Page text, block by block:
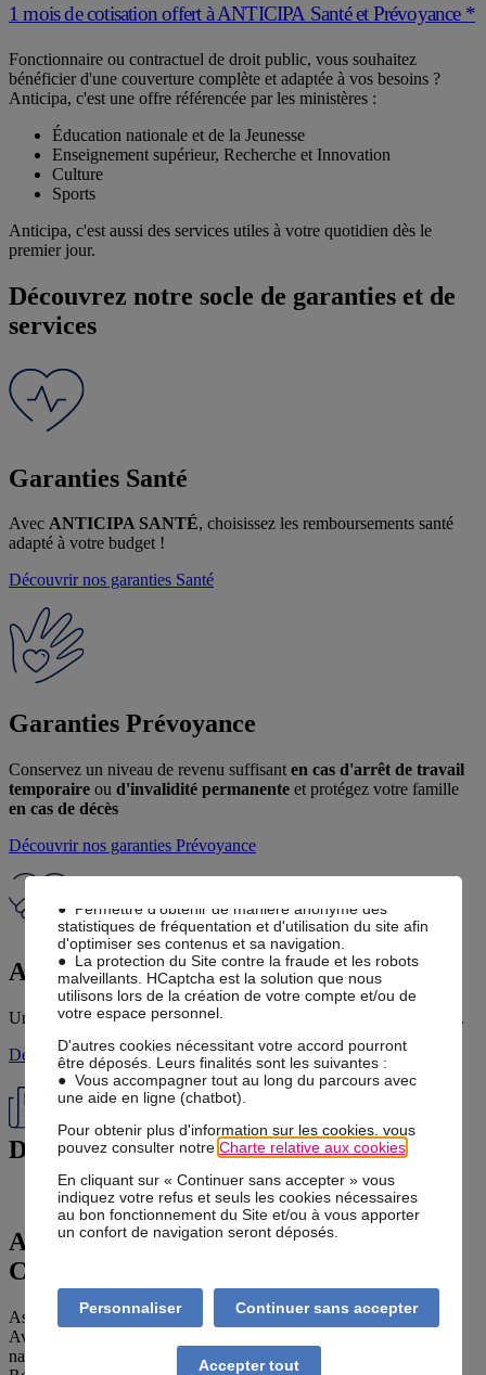
CNP Assurances respecte votre vie
Ce Site utilise des cookies.
Des cookies sont nécessaires au bon fonctionnement
du Site et/ou pour vous apporter un confort de
navigation. Ils ne requièrent pas votre accord. Ces
● Mémoriser vos paramètres d'accessibilité
(typographie, taille des textes, contraste),
● Mémoriser l'historique des choix effectués au sein
● Permettre d’obtenir de manière anonyme des
statistiques de fréquentation et d'utilisation du site afin
d'optimiser ses contenus et sa navigation.
● La protection du Site contre la fraude et les robots
malveillants. HCaptcha est la solution que nous
utilisons lors de la création de votre compte et/ou de
votre espace personnel.
D'autres cookies nécessitant votre accord pourront
être déposés. Leurs finalités sont les suivantes :
● Vous accompagner tout au long du parcours avec
une aide en ligne (chatbot).
Pour obtenir plus d'information sur les cookies, vous
pouvez consulter notre Charte relative aux cookies.
En cliquant sur « Continuer sans accepter » vous
indiquez votre refus et seuls les cookies nécessaires
au bon fonctionnement du Site et/ou à vous apporter
un confort de navigation seront déposés.
Personnaliser Continuer sans accepter
Accepter tout
1 mois de cotisation offert à ANTICIPA Santé et Prévoyance *
Fonctionnaire ou contractuel de droit public, vous souhaitez
bénéficier d'une couverture complète et adaptée à vos besoins ?
Anticipa, c'est une offre référencée par les ministères :
Éducation nationale et de la Jeunesse
Enseignement supérieur, Recherche et Innovation
Culture
Sports
Anticipa, c'est aussi des services utiles à votre quotidien dès le
premier jour.
Découvrez notre socle de garanties et de
services
Garanties Santé
Avec ANTICIPA SANTÉ, choisissez les remboursements santé
adapté à votre budget !
Découvrir nos garanties Santé
Garanties Prévoyance
Conservez un niveau de revenu suffisant en cas d'arrêt de travail
temporaire ou d'invalidité permanente et protégez votre famille
en cas de décès
Découvrir nos garanties Prévoyance
Assistance & Services
Une assistancepour les coups durs et des
...
Découvrir nos servicesAssistance
Dernières actualités...
Voir toutes nos publications
Anticipa, une offre signée
CNP Assurances
Assurer tous les avenirs, voilà l'engagement de CNP Assurances.
Avec ANTICIPA, c'est aux agents des Ministères de l'Education
nationale et de la Jeunesse, de l'Enseignement Supérieur de la